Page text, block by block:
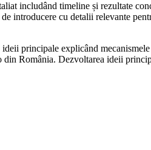
includând timeline și rezultate
introducere cu detalii relevante
principale explicând
România. Dezvoltarea ideii